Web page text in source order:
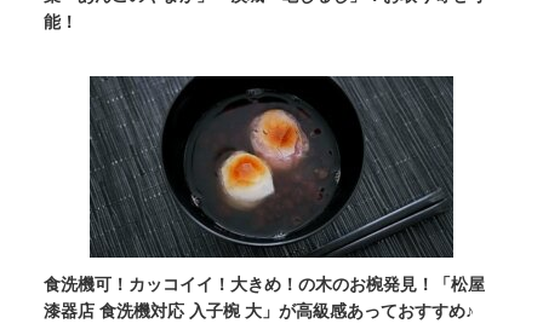
能！
食洗機可！カッコイイ！大きめ！の木のお椀発見！「松屋
漆器店 食洗機対応 入子椀 大」が高級感あっておすすめ♪